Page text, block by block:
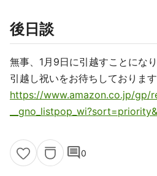
後日談
無事、1月9日に引越すことにな
引越し祝いをお待ちしております
https://www.amazon.co.jp/gp/
comment0